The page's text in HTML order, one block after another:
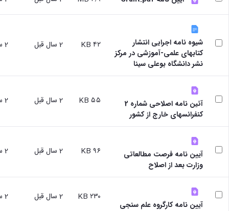
شیوه نامه اجرایی انتشار
کتابهای علمی-آموزشی در مرکز
نشر دانشگاه بوعلی سینا
۴۲ KB 2 سال قبل 2 سال قبل
آئین نامه اصلاحی شماره 2
کنفرانسهای خارج از کشور
۵۵ KB 2 سال قبل 2 سال قبل
آیین نامه فرصت مطالعاتی
وزارت بعد از اصلاح
۹۶ KB 2 سال قبل 2 سال قبل
آیین نامه کارگروه علم سنجی
۲۳۰ KB 2 سال قبل 2 سال قبل